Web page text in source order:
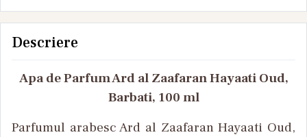
Descriere
Apa de Parfum Ard al Zaafaran Hayaati Oud,
Barbati, 100 ml
Parfumul arabesc Ard al Zaafaran Hayaati Oud,